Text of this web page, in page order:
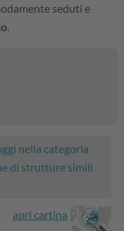
seduti e
nella categoria
di strutture simili
apri cartina